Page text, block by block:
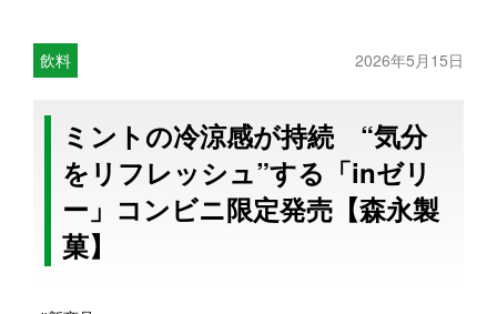
飲料 2026年5月15日
ミントの冷涼感が持続 “気分
をリフレッシュ”する「inゼリ
ー」コンビニ限定発売【森永製
菓】